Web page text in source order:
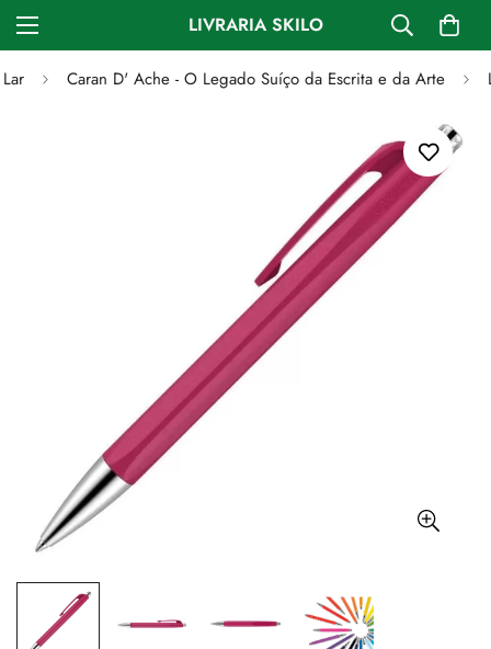
LIVRARIA SKILO
Lar Caran D' Ache - O Legado Suíço da Escrita e da Arte